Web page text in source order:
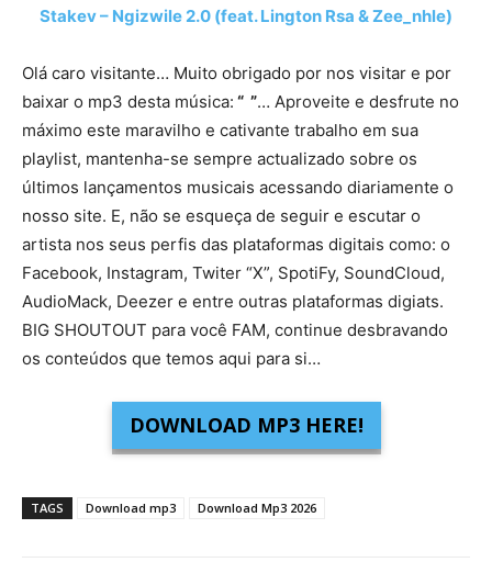
Stakev – Ngizwile 2.0 (feat. Lington Rsa & Zee_nhle)
Olá caro visitante… Muito obrigado por nos visitar e por
baixar o mp3 desta música: “ ”… Aproveite e desfrute no
máximo este maravilho e cativante trabalho em sua
playlist, mantenha-se sempre actualizado sobre os
últimos lançamentos musicais acessando diariamente o
nosso site. E, não se esqueça de seguir e escutar o
artista nos seus perfis das plataformas digitais como: o
Facebook, Instagram, Twiter “X”, SpotiFy, SoundCloud,
AudioMack, Deezer e entre outras plataformas digiats.
BIG SHOUTOUT para você FAM, continue desbravando
os conteúdos que temos aqui para si…
DOWNLOAD MP3 HERE!
TAGS Download mp3 Download Mp3 2026